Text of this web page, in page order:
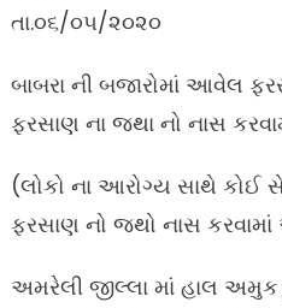
તા.૦૬/૦૫/૨૦૨૦
બાબરા ની બજારોમાં આવેલ
ફરસાણ ના જથા નો નાસ
(લોકો ના આરોગ્ય સાથે કોઈ
ફરસાણ નો જથો નાસ
અમરેલી જીલ્લા માં હાલ